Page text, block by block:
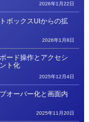
2026年1月22日
ボックスUIからの拡
2026年1月8日
ード操作とアクセシ
ト化
2025年12月4日
オーバー化と画面内
2025年11月20日